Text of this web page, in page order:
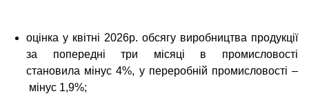
оцінка у квітні 2026р. обсягу виробництва продукції
за попередні три місяці в промисловості
становила мінус 4%, у переробній промисловості –
мінус 1,9%;